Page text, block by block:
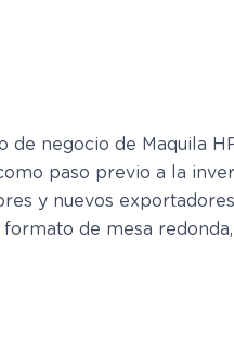
negocio de Maquila
paso previo a la
y nuevos
de mesa